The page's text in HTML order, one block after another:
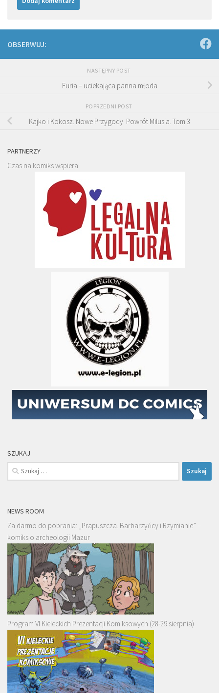
OBSERWUJ:
NASTĘPNY POST
Furia – uciekająca panna młoda
POPRZEDNI POST
Kajko i Kokosz. Nowe Przygody. Powrót Milusia. Tom 3
PARTNERZY
Czas na komiks wspiera:
SZUKAJ
Szukaj:
NEWS ROOM
Za darmo do pobrania: „Prapuszcza. Barbarzyńcy i Rzymianie” –
komiks o archeologii Mazur
Program VI Kieleckich Prezentacji Komiksowych (28-29 sierpnia)